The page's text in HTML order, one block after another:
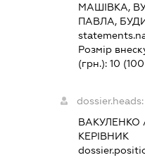
МАШІВКА,
ПАВЛА,
Розмір
(грн.): 10
dossier.heads:
ВАКУЛЕНКО
КЕРІВНИК